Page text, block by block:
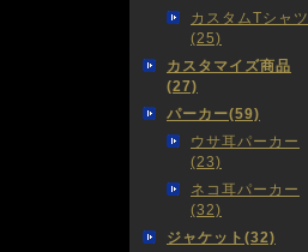
カスタムTシャツ
(25)
カスタマイズ商品
(27)
パーカー(59)
ウサ耳パーカー
(23)
ネコ耳パーカー
(32)
ジャケット(32)